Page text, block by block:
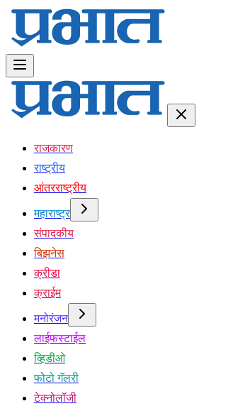
राजकारण
राष्ट्रीय
आंतरराष्ट्रीय
महाराष्ट्र
संपादकीय
बिझनेस
क्रीडा
क्राईम
मनोरंजन
लाईफस्टाईल
व्हिडीओ
फोटो गॅलरी
टेक्नोलॉजी